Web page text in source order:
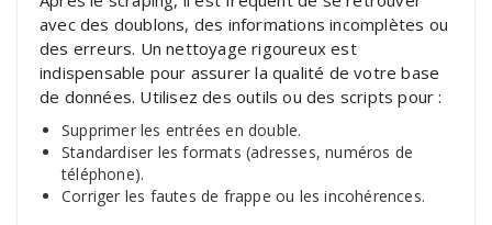
avec des doublons, des informations incomplètes ou
des erreurs. Un nettoyage rigoureux est
indispensable pour assurer la qualité de votre base
de données. Utilisez des outils ou des scripts pour :
Supprimer les entrées en double.
Standardiser les formats (adresses, numéros de
téléphone).
Corriger les fautes de frappe ou les incohérences.